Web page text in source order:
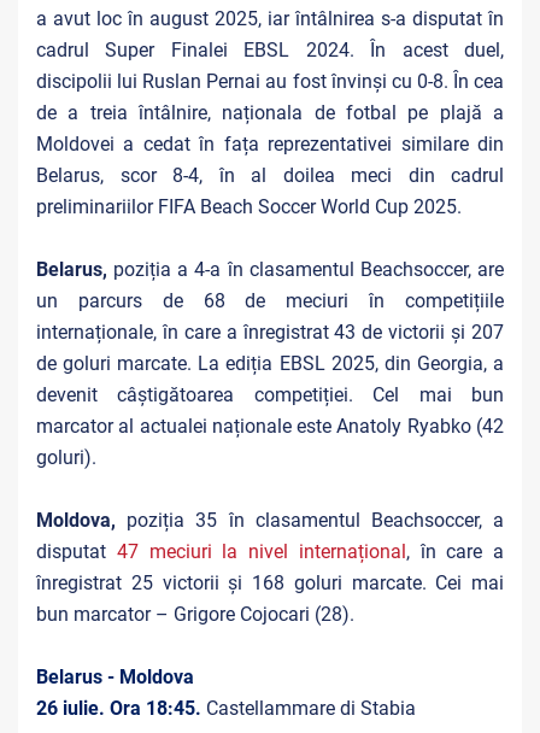
a avut loc în august 2025, iar întâlnirea s-a disputat în
cadrul Super Finalei EBSL 2024. În acest duel,
discipolii lui Ruslan Pernai au fost învinși cu 0-8. În cea
de a treia întâlnire, naționala de fotbal pe plajă a
Moldovei a cedat în fața reprezentativei similare din
Belarus, scor 8-4, în al doilea meci din cadrul
preliminariilor FIFA Beach Soccer World Cup 2025.
Belarus, poziția a 4-a în clasamentul Beachsoccer, are
un parcurs de 68 de meciuri în competițiile
internaționale, în care a înregistrat 43 de victorii și 207
de goluri marcate. La ediția EBSL 2025, din Georgia, a
devenit câștigătoarea competiției. Cel mai bun
marcator al actualei naționale este Anatoly Ryabko (42
goluri).
Moldova, poziția 35 în clasamentul Beachsoccer, a
disputat 47 meciuri la nivel internațional, în care a
înregistrat 25 victorii și 168 goluri marcate. Cei mai
bun marcator – Grigore Cojocari (28).
Belarus - Moldova
26 iulie. Ora 18:45. Castellammare di Stabia